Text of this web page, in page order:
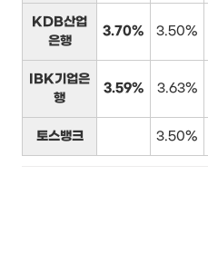
KDB산업
은행
3.70% 3.50%
IBK기업은
행
3.59% 3.63%
토스뱅크 3.50%